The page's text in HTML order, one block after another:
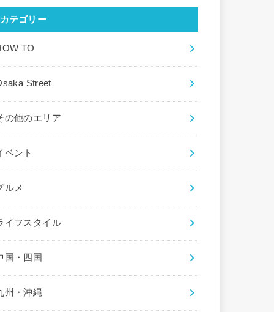
カテゴリー
TO
Street
の他のエリア
ベント
ルメ
イフスタイル
国・四国
州・沖縄